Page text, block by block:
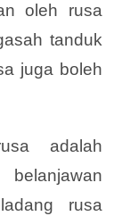
oleh rusa
tanduk
juga boleh
adalah
belanjawan
rusa